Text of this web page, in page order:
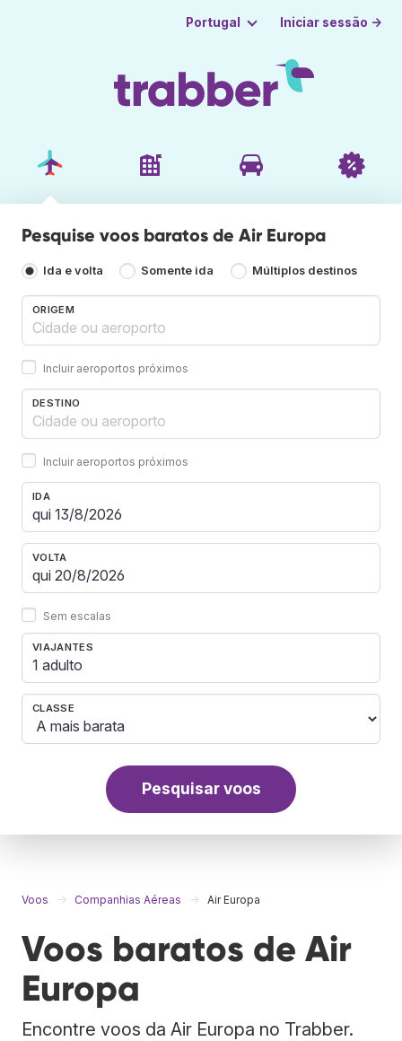
Portugal Iniciar sessão →
Pesquise voos baratos de Air Europa
Ida e volta Somente ida Múltiplos destinos
ORIGEM
Incluir aeroportos próximos
DESTINO
Incluir aeroportos próximos
IDA
VOLTA
Sem escalas
VIAJANTES
1 adulto
CLASSE
Pesquisar voos
Voos Companhias Aéreas Air Europa
Voos baratos de Air
Europa
Encontre voos da Air Europa no Trabber.